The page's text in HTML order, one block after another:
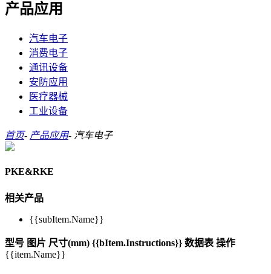
产品应用
汽车电子
消费电子
通讯设备
安防应用
医疗器械
工业设备
首页- 产品应用- 汽车电子
PKE&RKE
相关产品
{{subItem.Name}}
型号 图片 尺寸(mm) {{bItem.Instructions}} 数据表 操作
{{item.Name}}